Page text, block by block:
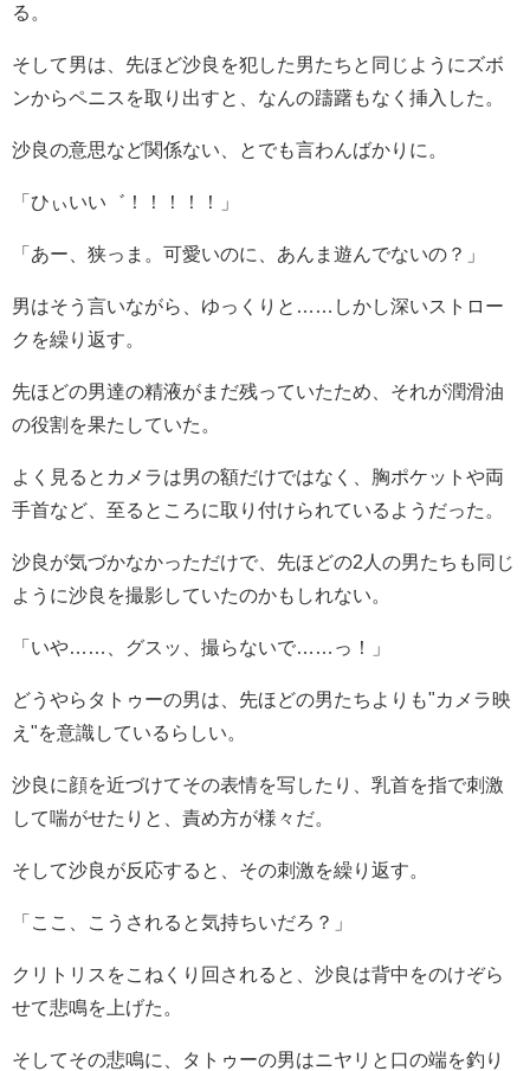
る。
そして男は、先ほど沙良を犯した男たちと同じようにズボ
ンからペニスを取り出すと、なんの躊躇もなく挿入した。
沙良の意思など関係ない、とでも言わんばかりに。
「ひぃいい゛！！！！！」
「あー、狭っま。可愛いのに、あんま遊んでないの？」
男はそう言いながら、ゆっくりと……しかし深いストロー
クを繰り返す。
先ほどの男達の精液がまだ残っていたため、それが潤滑油
の役割を果たしていた。
よく見るとカメラは男の額だけではなく、胸ポケットや両
手首など、至るところに取り付けられているようだった。
沙良が気づかなかっただけで、先ほどの2人の男たちも同じ
ように沙良を撮影していたのかもしれない。
「いや……、グスッ、撮らないで……っ！」
どうやらタトゥーの男は、先ほどの男たちよりも"カメラ映
え"を意識しているらしい。
沙良に顔を近づけてその表情を写したり、乳首を指で刺激
して喘がせたりと、責め方が様々だ。
そして沙良が反応すると、その刺激を繰り返す。
「ここ、こうされると気持ちいだろ？」
クリトリスをこねくり回されると、沙良は背中をのけぞら
せて悲鳴を上げた。
そしてその悲鳴に、タトゥーの男はニヤリと口の端を釣り